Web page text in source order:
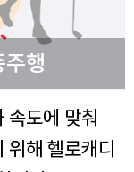
행
속도에 맞춰
위해 헬로캐디